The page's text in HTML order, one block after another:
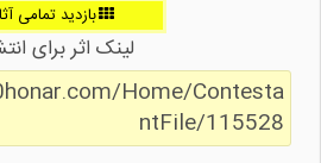
بازدید تمامی
لینک اثر برای
Home/Contesta
ntFile/115528